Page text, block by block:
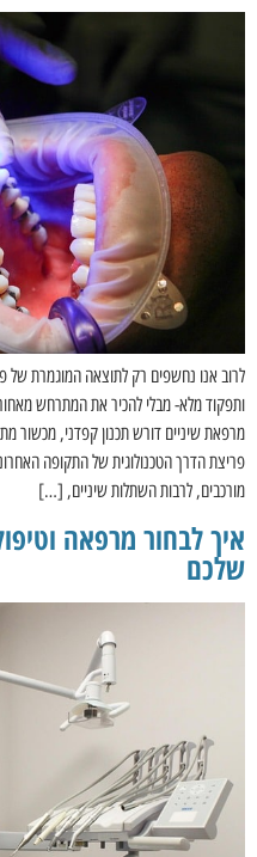
לרוב אנו נחשפים רק לתוצאה המוגמרת של
ותפקוד מלא- מבלי להכיר את המתרחש
מרפאת שיניים דורש תכנון קפדני, מכשור
פריצת הדרך הטכנולוגית של התקופה
מורכבים, לרבות השתלות שיניים, […]
איך לבחור מרפאה
שלכם